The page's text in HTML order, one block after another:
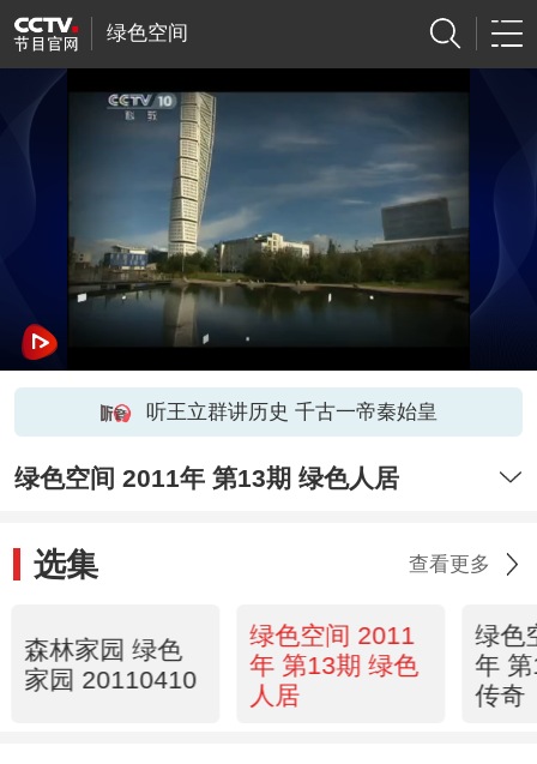
绿色空间
听王立群讲历史 千古一帝秦始皇
绿色空间 2011年 第13期 绿色人居
选集 查看更多
森林家园 绿色
家园 20110410
绿色空间 2011
年 第13期 绿色
人居
绿色
年
传奇